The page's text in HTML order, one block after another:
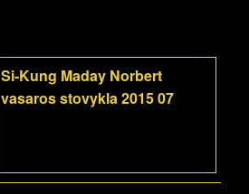
Si-Kung Maday Norbert
vasaros stovykla 2015 07